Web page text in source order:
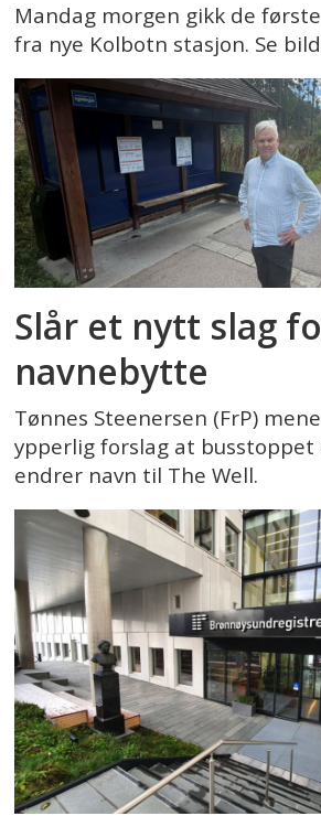
Mandag morgen gikk de
fra nye Kolbotn stasjon. Se
Slår et nytt slag
navnebytte
Tønnes Steenersen (FrP)
ypperlig forslag at
endrer navn til The Well.